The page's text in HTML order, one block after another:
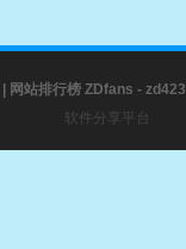
网站排行榜ZDfans - zd423
软件分享平台